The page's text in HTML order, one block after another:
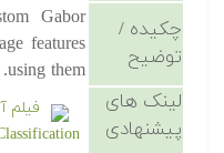
چکیده /
توضیح
Gabor
features
using them.
لینک های
پیشنهادی
فیلم